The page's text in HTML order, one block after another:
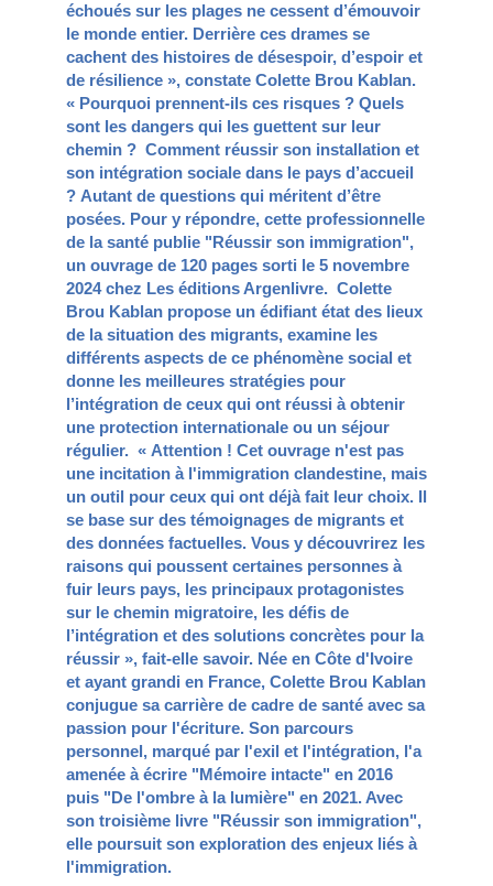
échoués sur les plages ne cessent d’émouvoir
le monde entier. Derrière ces drames se
cachent des histoires de désespoir, d’espoir et
de résilience », constate Colette Brou Kablan.
« Pourquoi prennent-ils ces risques ? Quels
sont les dangers qui les guettent sur leur
chemin ? Comment réussir son installation et
son intégration sociale dans le pays d’accueil
? Autant de questions qui méritent d’être
posées. Pour y répondre, cette professionnelle
de la santé publie "Réussir son immigration",
un ouvrage de 120 pages sorti le 5 novembre
2024 chez Les éditions Argenlivre. Colette
Brou Kablan propose un édifiant état des lieux
de la situation des migrants, examine les
différents aspects de ce phénomène social et
donne les meilleures stratégies pour
l’intégration de ceux qui ont réussi à obtenir
une protection internationale ou un séjour
régulier. « Attention ! Cet ouvrage n'est pas
une incitation à l'immigration clandestine, mais
un outil pour ceux qui ont déjà fait leur choix. Il
se base sur des témoignages de migrants et
des données factuelles. Vous y découvrirez les
raisons qui poussent certaines personnes à
fuir leurs pays, les principaux protagonistes
sur le chemin migratoire, les défis de
l’intégration et des solutions concrètes pour la
réussir », fait-elle savoir. Née en Côte d'Ivoire
et ayant grandi en France, Colette Brou Kablan
conjugue sa carrière de cadre de santé avec sa
passion pour l'écriture. Son parcours
personnel, marqué par l'exil et l'intégration, l'a
amenée à écrire "Mémoire intacte" en 2016
puis "De l'ombre à la lumière" en 2021. Avec
son troisième livre "Réussir son immigration",
elle poursuit son exploration des enjeux liés à
l'immigration.